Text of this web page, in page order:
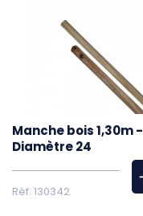
Manche bois 1,30m -
Diamètre 24
Réf. 130342